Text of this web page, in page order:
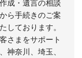
成・遺言の相談
ら手続きのご案
しております。
さまをサポート
神奈川、埼玉、